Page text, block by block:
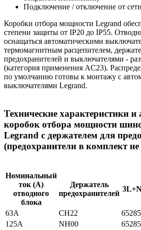
Подключение / отключение от
Коробки отбора мощности Legrand
степени защиты от IP20 до IP55.
оснащаться автоматическими
термомагнитным расцепителем,
предохранителей и выключателями -
(категория применения AC23).
по умолчанию готовы к монтажу с
выключателями Legrand.
Технические характеристики
коробок отбора мощности
Legrand c держателем для
(предохранители в комплект не
Номинальный
ток (A)
отводного
блока
Держатель
предохранителей
63A CH22
125A
NH00